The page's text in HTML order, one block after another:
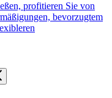
profitieren Sie von
bevorzugtem